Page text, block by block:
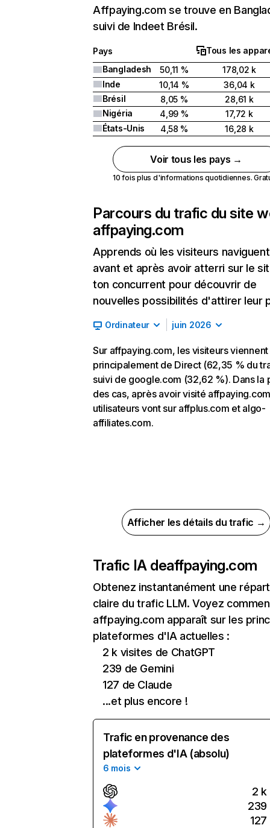
Affpaying.com se trouve en
suivi de Indeet Brésil.
Pays
Tous les
Bangladesh
50,11 %
178,02 k
Inde
10,14 %
36,04 k
Brésil
8,05 %
28,61 k
Nigéria
4,99 %
17,72 k
États-Unis
4,58 % 16,28 k
Voir tous les pays →
10 fois plus d'informations quotidiennes.
Parcours du trafic du site
affpaying.com
Apprends où les visiteurs naviguent
avant et après avoir atterri sur le
ton concurrent pour découvrir de
nouvelles possibilités d'attirer leur
Ordinateur juin 2026
Sur affpaying.com, les visiteurs viennent
principalement de Direct (62,35 % du
suivi de google.com (32,62 %). Dans la
des cas, après avoir visité
utilisateurs vont sur affplus.com et algo-
affiliates.com.
Afficher les détails du trafic →
Trafic IA deaffpaying.com
Obtenez instantanément une
claire du trafic LLM. Voyez
affpaying.com apparaît sur les
plateformes d'IA actuelles :
2 k visites de ChatGPT
239 de Gemini
127 de Claude
...et plus encore !
Trafic en provenance des
plateformes d'IA (absolu)
6 mois
2 k
239
127